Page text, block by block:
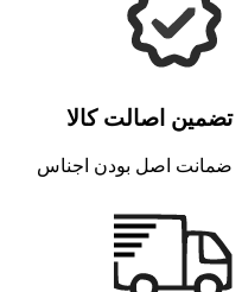
تضمین اصالت کالا
ضمانت اصل بودن اجناس